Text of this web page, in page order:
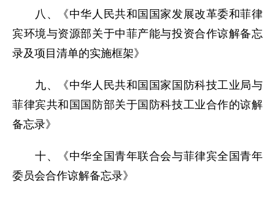
八、《中华人民共和国国家发展改革委和菲律
宾环境与资源部关于中菲产能与投资合作谅解备忘
录及项目清单的实施框架》
九、《中华人民共和国国家国防科技工业局与
菲律宾共和国国防部关于国防科技工业合作的谅解
备忘录》
十、《中华全国青年联合会与菲律宾全国青年
委员会合作谅解备忘录》